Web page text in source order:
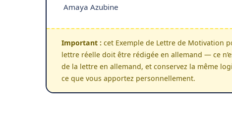
Amaya Azubine
Important : cet Exemple de Lettre de Motivation
lettre réelle doit être rédigée en allemand — ce
de la lettre en allemand, et conservez la même
ce que vous apportez personnellement.